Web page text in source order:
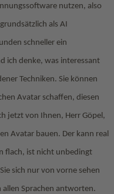
nutzen, also
als AI
schneller ein
ich denke, was interessant
Techniken. Sie können
Avatar schaffen, diesen
jetzt von Ihnen, Herr Göpel,
Avatar bauen. Der kann real
flach, ist nicht unbedingt
sich nur von vorne sehen
allen Sprachen antworten.